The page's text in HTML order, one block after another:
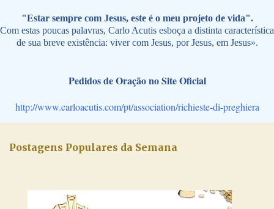
"Estar sempre com Jesus, este é o meu projeto de vida".
Com estas poucas palavras, Carlo Acutis esboça a distinta característica
de sua breve existência: viver com Jesus, por Jesus, em Jesus».
Pedidos de Oração no Site Oficial
http://www.carloacutis.com/pt/association/richieste-di-preghiera
Postagens Populares da Semana